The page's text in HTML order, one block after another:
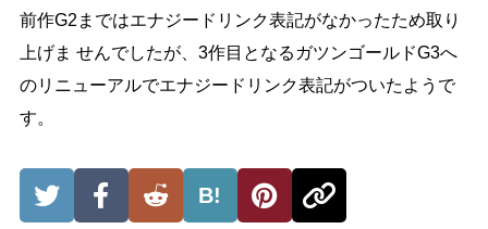
前作G2まではエナジードリンク表記がなかったため取り
上げま せんでしたが、3作目となるガツンゴールドG3へ
のリニューアルでエナジードリンク表記がついたようで
す。
B!